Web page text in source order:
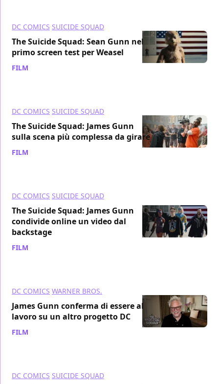
DC COMICS SUICIDE SQUAD
The Suicide Squad: Sean Gunn nel
primo screen test per Weasel
FILM
DC COMICS SUICIDE SQUAD
The Suicide Squad: James Gunn
sulla scena più complessa da girare
FILM
DC COMICS SUICIDE SQUAD
The Suicide Squad: James Gunn
condivide online un video dal
backstage
FILM
DC COMICS WARNER BROS.
James Gunn conferma di essere al
lavoro su un altro progetto DC
FILM
DC COMICS SUICIDE SQUAD